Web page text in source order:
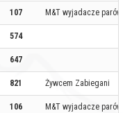
107 M&T wyjadacze
574
647
821 Żywcem Zabiegani
106 M&T wyjadacze